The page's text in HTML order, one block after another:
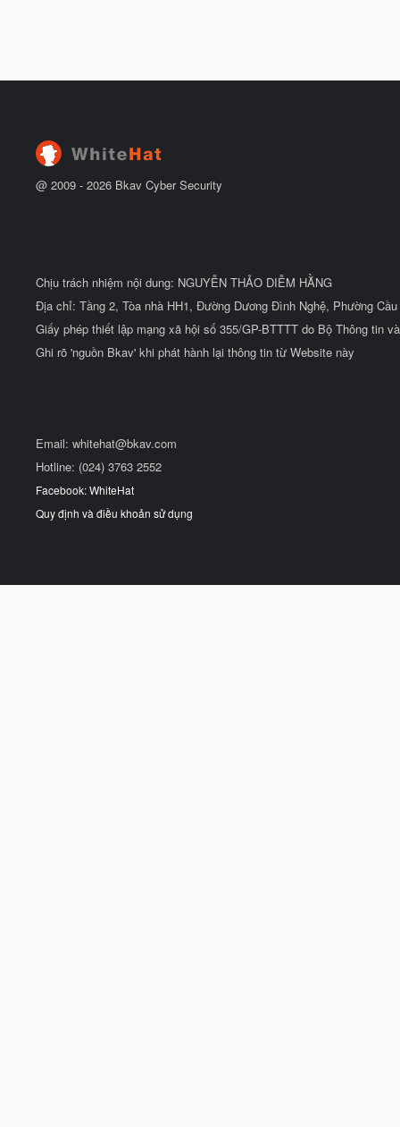
@ 2009 - 2026 Bkav Cyber Security
Chịu trách nhiệm nội dung: NGUYỄN THẢO DIỄM HẰNG
Địa chỉ: Tầng 2, Tòa nhà HH1, Đường Dương Đình Nghệ, Phường
Giấy phép thiết lập mạng xã hội số 355/GP-BTTTT do Bộ Thông tin
Ghi rõ 'nguồn Bkav' khi phát hành lại thông tin từ Website này
Email: whitehat@bkav.com
Hotline: (024) 3763 2552
Facebook: WhiteHat
Quy định và điều khoản sử dụng